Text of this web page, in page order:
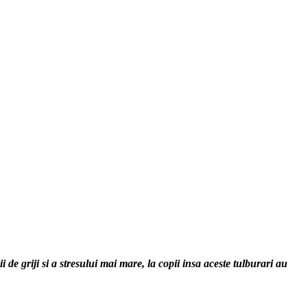
griji si a stresului mai mare, la copii insa aceste tulburari au